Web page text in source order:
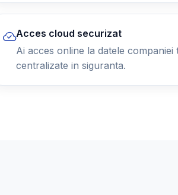
Acces cloud securizat
Ai acces online la datele
centralizate in siguranta.